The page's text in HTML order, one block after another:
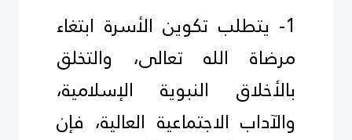
1- يتطلب تكوين الأسرة ابتغاء
مرضاة الله تعالى، والتخلق
بالأخلاق النبوية الإسلامية،
والآداب الاجتماعية العالية، فإن